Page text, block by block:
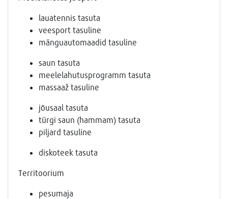
lauatennis tasuta
veesport tasuline
mänguautomaadid tasuline
saun tasuta
meelelahutusprogramm tasuta
massaaž tasuline
jõusaal tasuta
türgi saun (hammam) tasuta
piljard tasuline
diskoteek tasuta
Territoorium
pesumaja